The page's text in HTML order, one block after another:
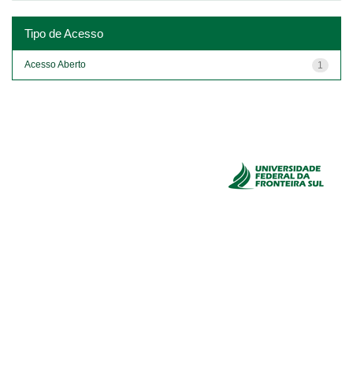
Tipo de Acesso
1
Acesso Aberto